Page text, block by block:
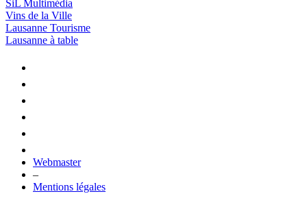
SiL Multimédia
Vins de la Ville
Lausanne Tourisme
Lausanne à table
Webmaster
–
Mentions légales